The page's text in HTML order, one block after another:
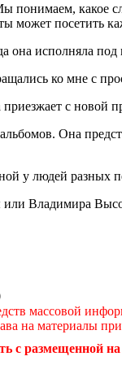
понимаем, какое
может посетить
она исполняла
ко мне с
приезжает с новой
Она
у людей разных
Владимира
массовой
на материалы
с размещенной